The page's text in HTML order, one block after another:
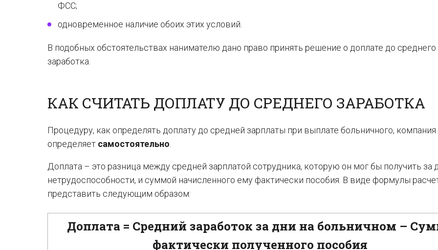
ФСС;
одновременное наличие обоих этих условий.
В подобных обстоятельствах нанимателю дано право принять решение о доплате до среднего
заработка.
КАК СЧИТАТЬ ДОПЛАТУ ДО СРЕДНЕГО ЗАРАБОТКА
Процедуру, как определять доплату до средней зарплаты при выплате больничного, компания
определяет самостоятельно
Доплата – это разница между средней зарплатой сотрудника, которую он мог бы получить за
нетрудоспособности, и суммой начисленного ему фактически пособия. В виде формулы
представить следующим образом:
Доплата = Средний заработок за дни на больничном –
фактически полученного пособия